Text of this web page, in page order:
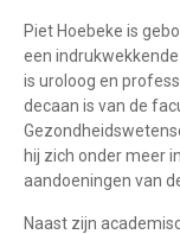
Piet Hoebeke is
een
is uroloog en
decaan is van de
hij zich onder meer
aandoeningen van
Naast zijn